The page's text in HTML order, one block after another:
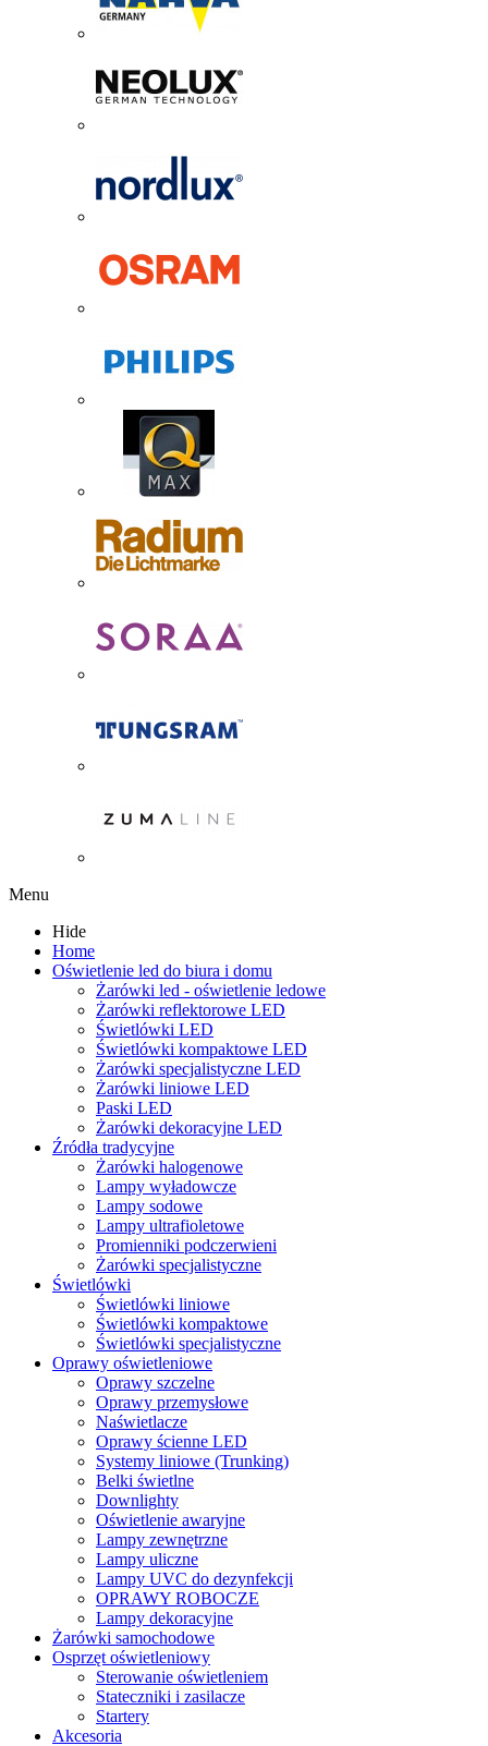
Menu
Hide
Home
Oświetlenie led do biura i domu
Żarówki led - oświetlenie ledowe
Żarówki reflektorowe LED
Świetlówki LED
Świetlówki kompaktowe LED
Żarówki specjalistyczne LED
Żarówki liniowe LED
Paski LED
Żarówki dekoracyjne LED
Źródła tradycyjne
Żarówki halogenowe
Lampy wyładowcze
Lampy sodowe
Lampy ultrafioletowe
Promienniki podczerwieni
Żarówki specjalistyczne
Świetlówki
Świetlówki liniowe
Świetlówki kompaktowe
Świetlówki specjalistyczne
Oprawy oświetleniowe
Oprawy szczelne
Oprawy przemysłowe
Naświetlacze
Oprawy ścienne LED
Systemy liniowe (Trunking)
Belki świetlne
Downlighty
Oświetlenie awaryjne
Lampy zewnętrzne
Lampy uliczne
Lampy UVC do dezynfekcji
OPRAWY ROBOCZE
Lampy dekoracyjne
Żarówki samochodowe
Osprzęt oświetleniowy
Sterowanie oświetleniem
Stateczniki i zasilacze
Startery
Akcesoria